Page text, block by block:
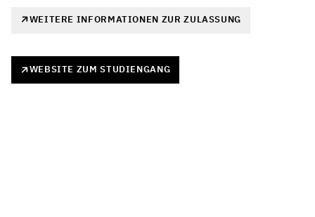
WEITERE INFORMATIONEN ZUR ZULASSUNG
WEBSITE ZUM STUDIENGANG